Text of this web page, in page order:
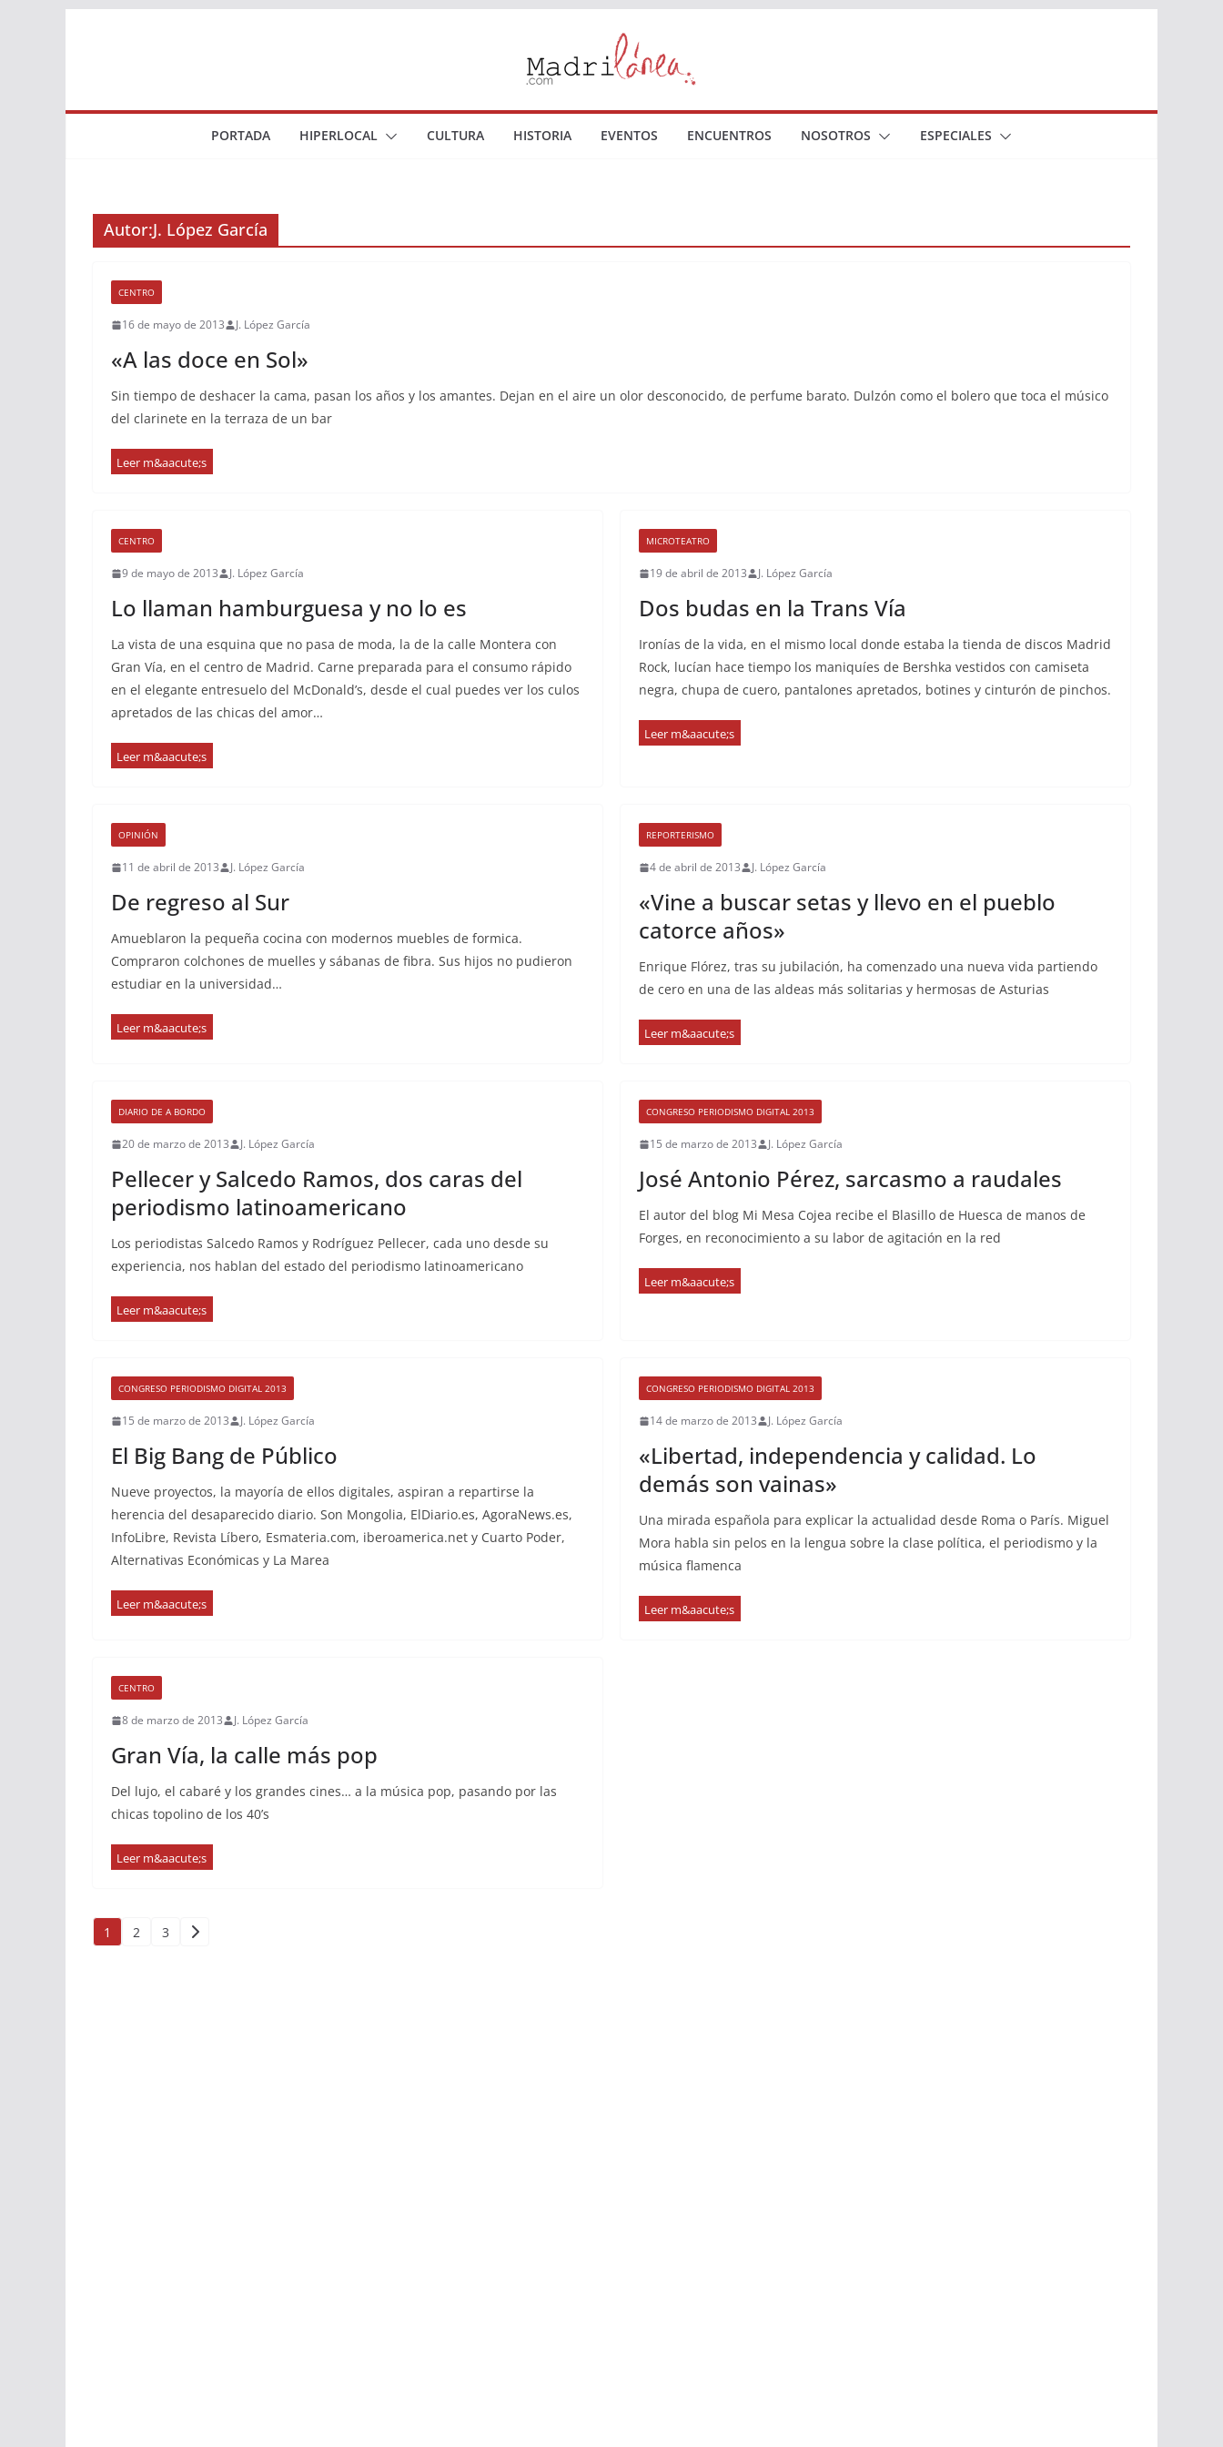
PORTADA HIPERLOCAL CULTURA HISTORIA EVENTOS ENCUENTROS NOSOTROS ESPECIALES
Autor:J. López García
CENTRO
16 de mayo de 2013 J. López García
«A las doce en Sol»
Sin tiempo de deshacer la cama, pasan los años y los amantes. Dejan en el aire un olor desconocido, de perfume barato. Dulzón como el bolero que toca el músico
del clarinete en la terraza de un bar
CENTRO
9 de mayo de 2013 J. López García
Lo llaman hamburguesa y no lo es
La vista de una esquina que no pasa de moda, la de la calle Montera con
Gran Vía, en el centro de Madrid. Carne preparada para el consumo rápido
en el elegante entresuelo del McDonald’s, desde el cual puedes ver los culos
apretados de las chicas del amor…
MICROTEATRO
19 de abril de 2013 J. López García
Dos budas en la Trans Vía
Ironías de la vida, en el mismo local donde estaba la tienda de discos Madrid
Rock, lucían hace tiempo los maniquíes de Bershka vestidos con camiseta
negra, chupa de cuero, pantalones apretados, botines y cinturón de pinchos.
OPINIÓN
11 de abril de 2013 J. López García
De regreso al Sur
Amueblaron la pequeña cocina con modernos muebles de formica.
Compraron colchones de muelles y sábanas de fibra. Sus hijos no pudieron
estudiar en la universidad…
REPORTERISMO
4 de abril de 2013 J. López García
«Vine a buscar setas y llevo en el pueblo
catorce años»
Enrique Flórez, tras su jubilación, ha comenzado una nueva vida partiendo
de cero en una de las aldeas más solitarias y hermosas de Asturias
DIARIO DE A BORDO
20 de marzo de 2013 J. López García
Pellecer y Salcedo Ramos, dos caras del
periodismo latinoamericano
Los periodistas Salcedo Ramos y Rodríguez Pellecer, cada uno desde su
experiencia, nos hablan del estado del periodismo latinoamericano
CONGRESO PERIODISMO DIGITAL 2013
15 de marzo de 2013 J. López García
José Antonio Pérez, sarcasmo a raudales
El autor del blog Mi Mesa Cojea recibe el Blasillo de Huesca de manos de
Forges, en reconocimiento a su labor de agitación en la red
CONGRESO PERIODISMO DIGITAL 2013
15 de marzo de 2013 J. López García
El Big Bang de Público
Nueve proyectos, la mayoría de ellos digitales, aspiran a repartirse la
herencia del desaparecido diario. Son Mongolia, ElDiario.es, AgoraNews.es,
InfoLibre, Revista Líbero, Esmateria.com, iberoamerica.net y Cuarto Poder,
Alternativas Económicas y La Marea
CONGRESO PERIODISMO DIGITAL 2013
14 de marzo de 2013 J. López García
«Libertad, independencia y calidad. Lo
demás son vainas»
Una mirada española para explicar la actualidad desde Roma o París. Miguel
Mora habla sin pelos en la lengua sobre la clase política, el periodismo y la
música flamenca
CENTRO
8 de marzo de 2013 J. López García
Gran Vía, la calle más pop
Del lujo, el cabaré y los grandes cines… a la música pop, pasando por las
chicas topolino de los 40’s
Paginación
1 2 3